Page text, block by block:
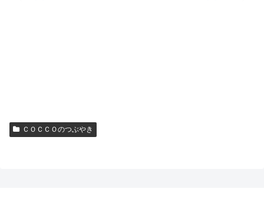
ＣＯＣＣＯのつぶやき